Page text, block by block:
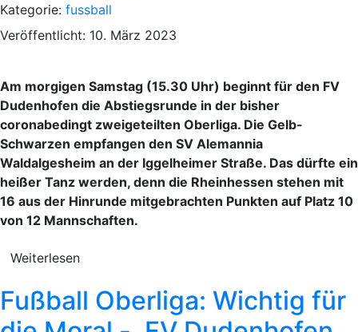
Kategorie: fussball
Veröffentlicht: 10. März 2023
Am morgigen Samstag (15.30 Uhr) beginnt für den FV
Dudenhofen die Abstiegsrunde in der bisher
coronabedingt zweigeteilten Oberliga. Die Gelb-
Schwarzen empfangen den SV Alemannia
Waldalgesheim an der Iggelheimer Straße. Das dürfte ein
heißer Tanz werden, denn die Rheinhessen stehen mit
16 aus der Hinrunde mitgebrachten Punkten auf Platz 10
von 12 Mannschaften.
Weiterlesen
Fußball Oberliga: Wichtig für